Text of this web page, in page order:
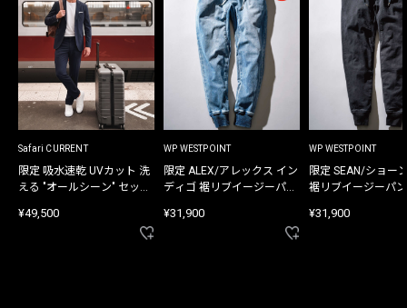
Safari CURRENT
限定 吸水速乾 UVカット 洗
える "オールシーン" セット
¥49,500
WP WESTPOINT
限定 ALEX/アレックス イン
ディゴ 裾リブイージーパン
¥31,900
WP WESTPOINT
限定 SEAN/ショー
裾リブイージーパ
¥31,900